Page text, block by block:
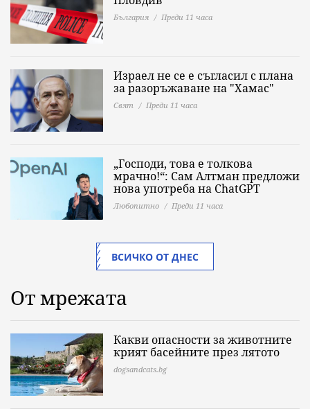
България Преди 11 часа
Израел не се е съгласил с плана
за разоръжаване на "Хамас"
Свят Преди 11 часа
„Господи, това е толкова
мрачно!“: Сам Алтман предложи
нова употреба на ChatGPT
Любопитно Преди 11 часа
ВСИЧКО ОТ ДНЕС
От мрежата
Какви опасности за животните
крият басейните през лятото
dogsandcats.bg